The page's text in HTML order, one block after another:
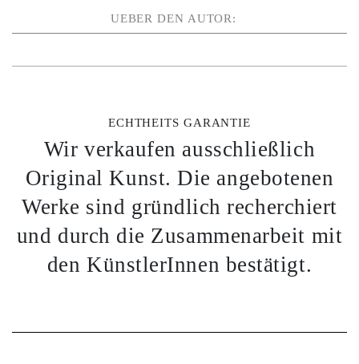
UEBER DEN AUTOR:
ECHTHEITS GARANTIE
Wir verkaufen ausschließlich
Original Kunst. Die angebotenen
Werke sind gründlich recherchiert
und durch die Zusammenarbeit mit
den KünstlerInnen bestätigt.